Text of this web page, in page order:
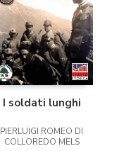
I soldati lunghi
PIERLUIGI ROMEO DI
COLLOREDO MELS